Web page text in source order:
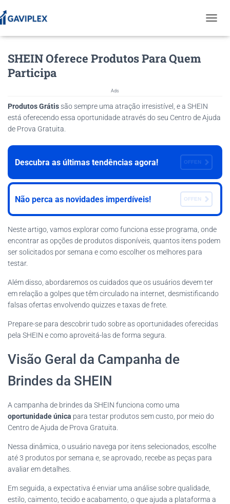
O
SHEIN Oferece Produtos Para Quem
Participa
Ads
Produtos Grátissão sempre uma atração irresistível, e a SHEIN
está oferecendo essa oportunidade através do seu Centro de Ajuda
de Prova Gratuita.
Descubra as últimas tendências agora! OFFEN
Não perca as novidades imperdíveis! OFFEN
Neste artigo, vamos explorar como funciona esse programa, onde
encontrar as opções de produtos disponíveis, quantos itens podem
ser solicitados por semana e como escolher os melhores para
testar.
Além disso, abordaremos os cuidados que os usuários devem ter
em relação a golpes que têm circulado na internet, desmistificando
falsas ofertas envolvendo quizzes e taxas de frete.
Prepare-se para descobrir tudo sobre as oportunidades oferecidas
pela SHEIN e como aproveitá-las de forma segura.
Visão Geral da Campanha de
Brindes da SHEIN
A campanha de brindes da SHEIN funciona como uma
oportunidade única para testar produtos sem custo, por meio do
Centro de Ajuda de Prova Gratuita.
Nessa dinâmica, o usuário navega por itens selecionados, escolhe
até 3 produtos por semana e, se aprovado, recebe as peças para
avaliar em detalhes.
Em seguida, a expectativa é enviar uma análise sobre qualidade,
estilo, caimento, tecido e acabamento, o que ajuda a plataforma a